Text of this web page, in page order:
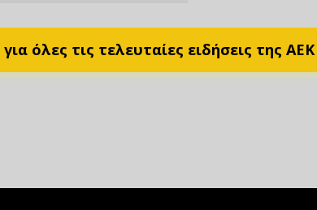
για όλες τις τελευταίες ειδήσεις της ΑΕΚ